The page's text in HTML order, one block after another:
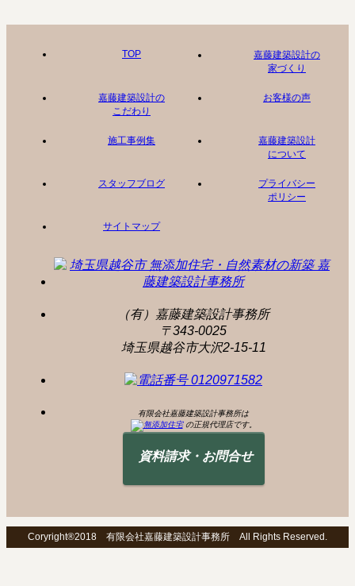
TOP
嘉藤建築設計の
家づくり
嘉藤建築設計の
こだわり
お客様の声
施工事例集
嘉藤建築設計
について
スタッフブログ
プライバシー
ポリシー
サイトマップ
（有）嘉藤建築設計事務所
〒343-0025
埼玉県越谷市大沢2-15-11
有限会社嘉藤建築設計事務所は
の正規代理店です。
資料請求・お問合せ
Coryright®2018 有限会社嘉藤建築設計事務所 All Rights Reserved.